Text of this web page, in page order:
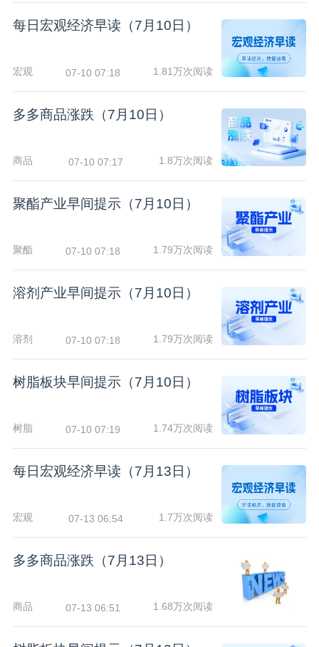
每日宏观经济早读（7月10日）
宏观 07-10 07:18 1.81万次阅读
多多商品涨跌（7月10日）
商品 07-10 07:17 1.8万次阅读
聚酯产业早间提示（7月10日）
聚酯 07-10 07:18 1.79万次阅读
溶剂产业早间提示（7月10日）
溶剂 07-10 07:18 1.79万次阅读
树脂板块早间提示（7月10日）
树脂 07-10 07:19 1.74万次阅读
每日宏观经济早读（7月13日）
宏观 07-13 06:54 1.7万次阅读
多多商品涨跌（7月13日）
商品 07-13 06:51 1.68万次阅读